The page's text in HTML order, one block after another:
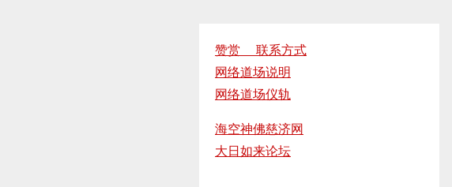
赞赏 联系方式
网络道场说明
网络道场仪轨
海空神佛慈济网
大日如来论坛